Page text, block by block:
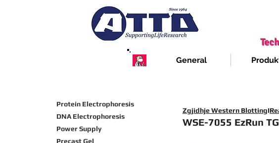
General
Protein Electrophoresis
DNA Electrophoresis
Power Supply
Precast Gel
Zgjidhje Western BlottingI
WSE-7055 EzRun TG